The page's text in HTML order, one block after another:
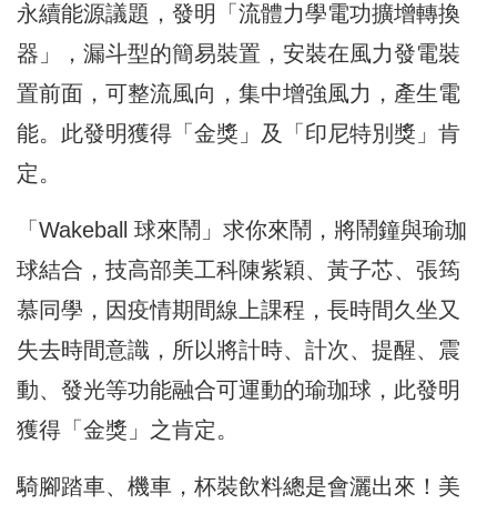
永續能源議題，發明「 流體力學電功擴增轉換
器」，漏斗型的簡易裝置， 安裝在風力發電裝
置前面，可整流風向，集中增強風力，產生電
能。 此發明獲得「金獎」及「印尼特別獎」肯
定。
「Wakeball 球來鬧」求你來鬧，將鬧鐘與瑜珈
球結合，技高部美工科陳紫穎、 黃子芯、張筠
慕同學，因疫情期間線上課程， 長時間久坐又
失去時間意識，所以將計時、計次、提醒、震
動、 發光等功能融合可運動的瑜珈球，此發明
獲得「金獎」之肯定。
騎腳踏車、機車，杯裝飲料總是會灑出來！美